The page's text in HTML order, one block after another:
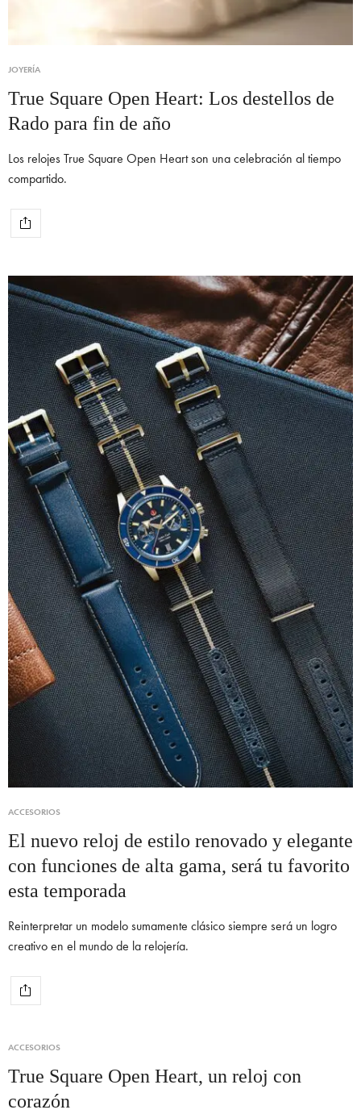
JOYERÍA
True Square Open Heart: Los destellos de
Rado para fin de año
Los relojes True Square Open Heart son una celebración al tiempo
compartido.
ACCESORIOS
El nuevo reloj de estilo renovado y elegante
con funciones de alta gama, será tu favorito
esta temporada
Reinterpretar un modelo sumamente clásico siempre será un logro
creativo en el mundo de la relojería.
ACCESORIOS
True Square Open Heart, un reloj con
corazón